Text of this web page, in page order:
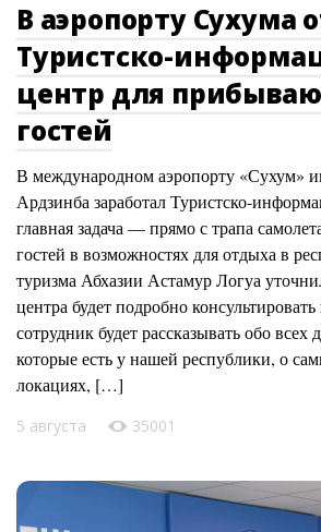
В аэропорту Сухума
Туристско-
центр для
гостей
В международном аэропорту «Сухум»
Ардзинба заработал Туристско-
главная задача — прямо с трапа
гостей в возможностях для отдыха в
туризма Абхазии Астамур Логуа
центра будет подробно
сотрудник будет рассказывать обо всех
которые есть у нашей республики, о
локациях, […]
5 августа 35001